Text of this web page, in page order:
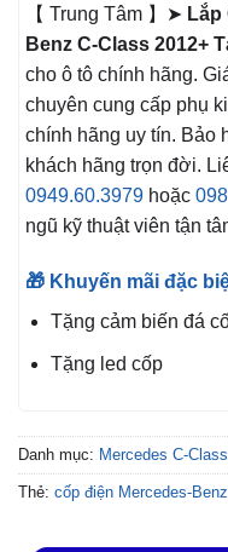
【 Trung Tâm 】➤
Benz C-Class 2012+
cho ô tô chính hãng.
chuyên cung cấp phụ
chính hãng uy tín. Bảo
khách hãng trọn đời.
0949.60.3979 hoặc
ngũ kỹ thuật viên tận
🎁 Khuyến mãi đặc
Tặng cảm biến đá
Tặng led cốp
Danh mục: Mercedes C-Class
Thẻ: cốp điện Mercedes-